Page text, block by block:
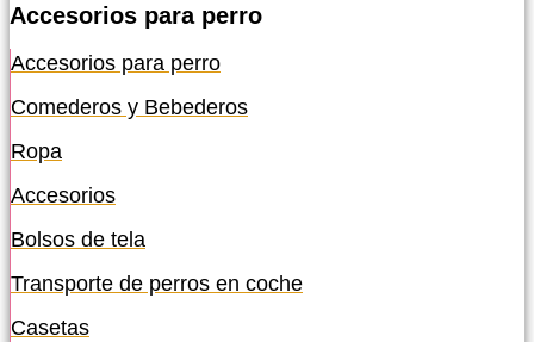
Accesorios para perro
Accesorios para perro
Comederos y Bebederos
Ropa
Accesorios
Bolsos de tela
Transporte de perros en coche
Casetas